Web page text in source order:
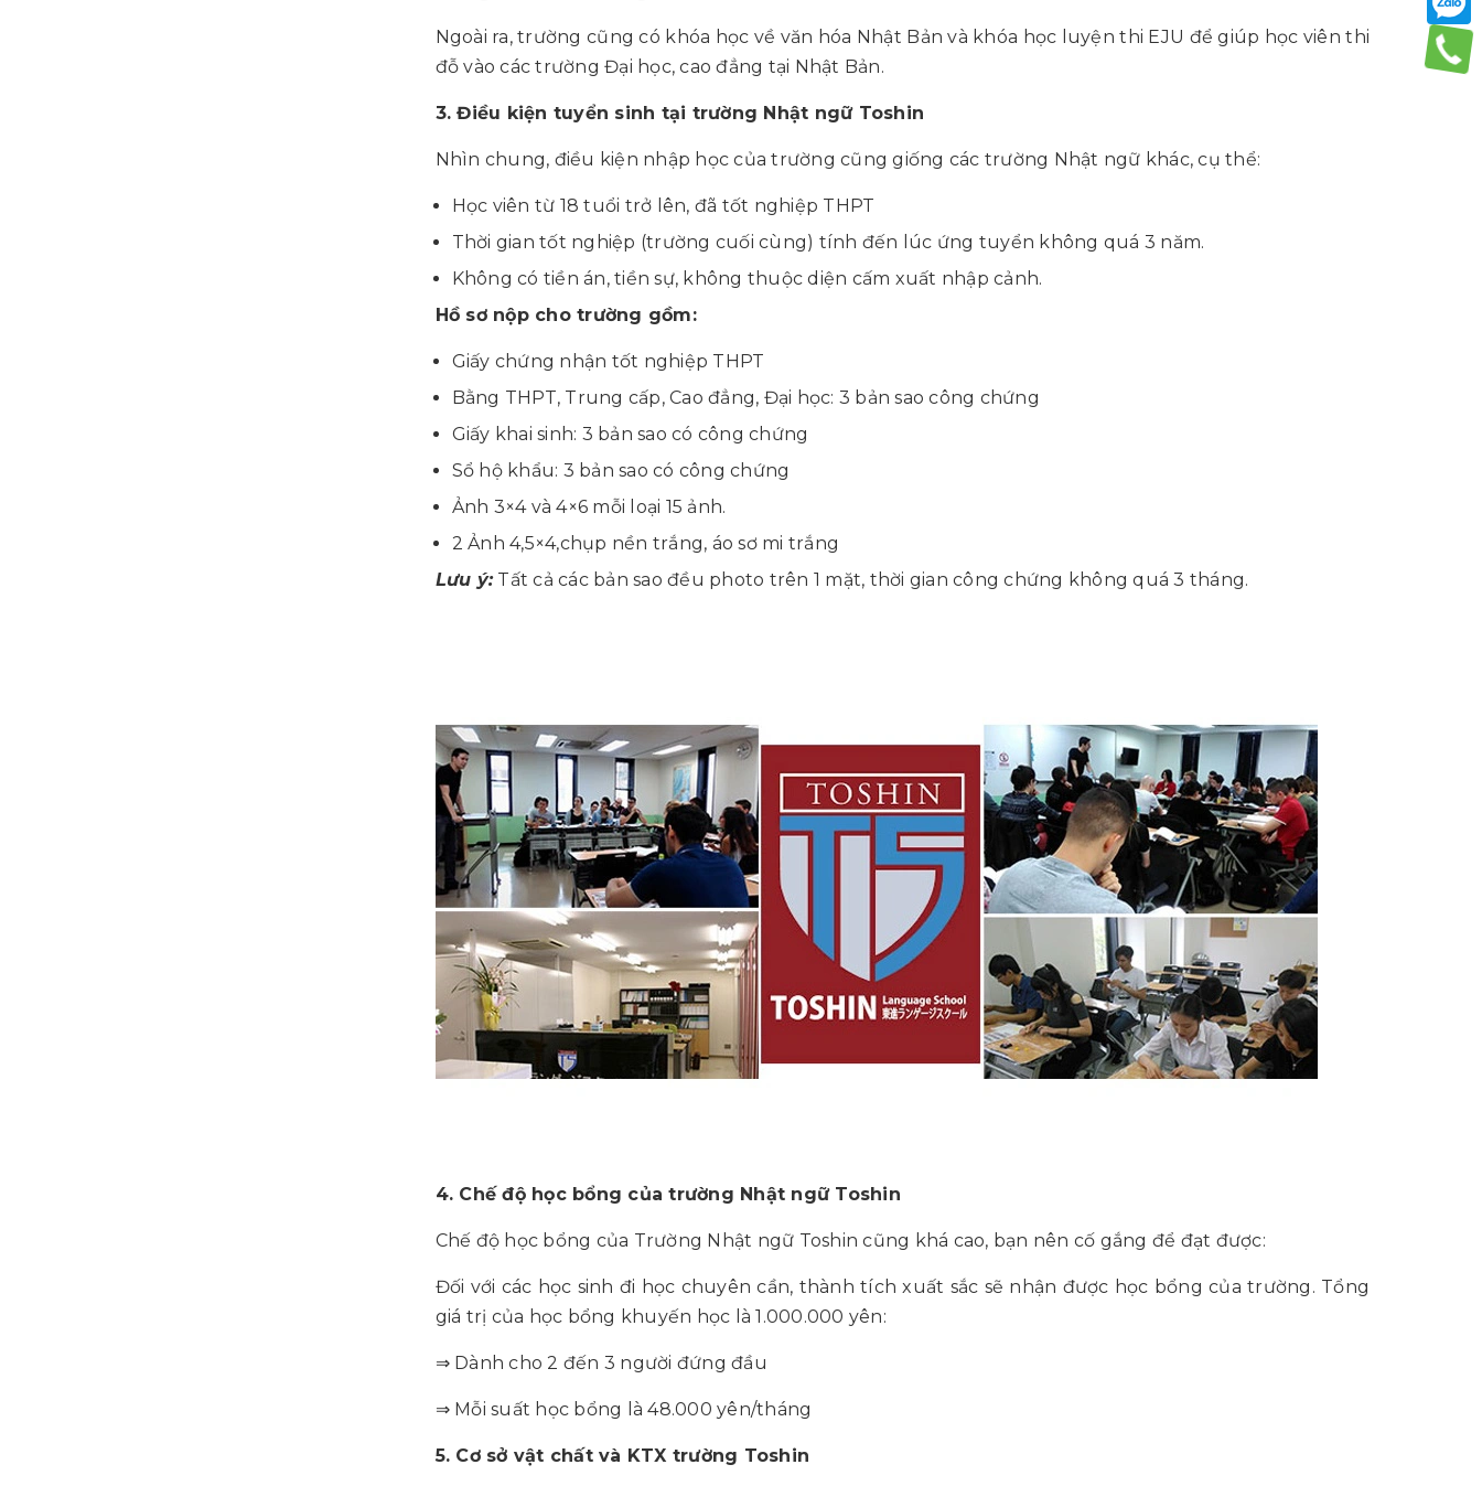
Ngoài ra, trường cũng có khóa học về văn hóa Nhật Bản và khóa học luyện thi EJU để giúp học viên thi
đỗ vào các trường Đại học, cao đẳng tại Nhật Bản.
3. Điều kiện tuyển sinh tại trường Nhật ngữ Toshin
Nhìn chung, điều kiện nhập học của trường cũng giống các trường Nhật ngữ khác, cụ thể:
Học viên từ 18 tuổi trở lên, đã tốt nghiệp THPT
Thời gian tốt nghiệp (trường cuối cùng) tính đến lúc ứng tuyển không quá 3 năm.
Không có tiền án, tiền sự, không thuộc diện cấm xuất nhập cảnh.
Hồ sơ nộp cho trường gồm:
Giấy chứng nhận tốt nghiệp THPT
Bằng THPT, Trung cấp, Cao đẳng, Đại học: 3 bản sao công chứng
Giấy khai sinh: 3 bản sao có công chứng
Sổ hộ khẩu: 3 bản sao có công chứng
Ảnh 3×4 và 4×6 mỗi loại 15 ảnh.
2 Ảnh 4,5×4,chụp nền trắng, áo sơ mi trắng
Lưu ý:Tất cả các bản sao đều photo trên 1 mặt, thời gian công chứng không quá 3 tháng.
4. Chế độ học bổng của trường Nhật ngữ Toshin
Chế độ học bổng của Trường Nhật ngữ Toshin cũng khá cao, bạn nên cố gắng để đạt được:
Đối với các học sinh đi học chuyên cần, thành tích xuất sắc sẽ nhận được học bổng của trường. Tổng
giá trị của học bổng khuyến học là 1.000.000 yên:
⇒ Dành cho 2 đến 3 người đứng đầu
⇒ Mỗi suất học bổng là 48.000 yên/tháng
5. Cơ sở vật chất và KTX trường Toshin